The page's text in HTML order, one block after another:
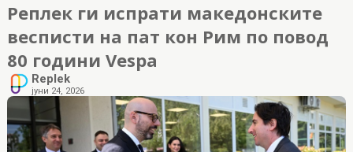
Реплек ги испрати македонските
весписти на пат кон Рим по повод
80 години Vespa
Replek
јуни 24, 2026